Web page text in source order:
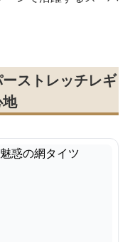
ストレッチレギ